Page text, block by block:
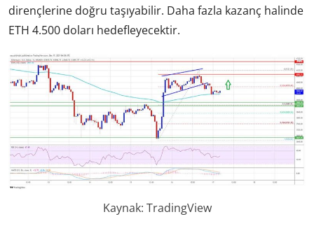
dirençlerine doğru taşıyabilir. Daha fazla kazanç halinde
ETH 4.500 doları hedefleyecektir.
Kaynak: TradingView